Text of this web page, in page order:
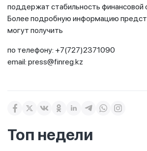
поддержат стабильность финансовой
Более подробную информацию
могут получить
по телефону: +7(727)2371090
email: press@finreg.kz
Топ недели